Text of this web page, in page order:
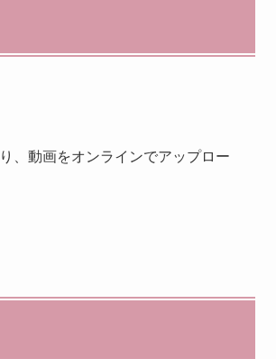
、動画をオンラインでアップロー